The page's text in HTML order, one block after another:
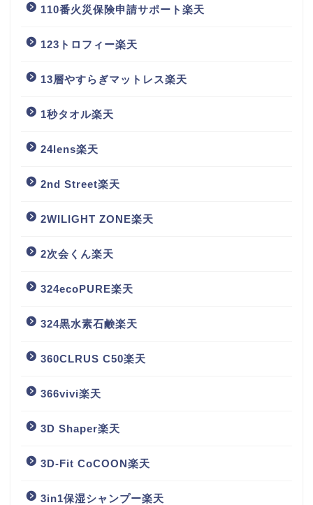
110番火災保険申請サポート楽天
123トロフィー楽天
13層やすらぎマットレス楽天
1秒タオル楽天
24lens楽天
2nd Street楽天
2WILIGHT ZONE楽天
2次会くん楽天
324ecoPURE楽天
324黒水素石鹸楽天
360CLRUS C50楽天
366vivi楽天
3D Shaper楽天
3D-Fit CoCOON楽天
3in1保湿シャンプー楽天